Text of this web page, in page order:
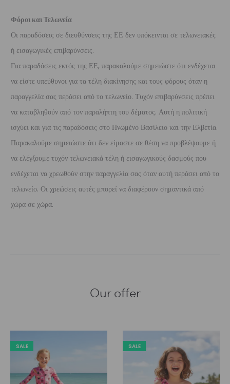
Φόροι και Τελωνεία
Οι παραδόσεις σε διευθύνσεις της ΕΕ δεν υπόκεινται σε τελωνειακές
ή εισαγωγικές επιβαρύνσεις.
Για παραδόσεις εκτός της ΕΕ, παρακαλούμε σημειώστε ότι ενδέχεται
να είστε υπεύθυνοι για τα τέλη διακίνησης και τους φόρους όταν η
παραγγελία σας περάσει από το τελωνείο. Τυχόν επιβαρύνσεις πρέπει
να καταβληθούν από τον παραλήπτη του δέματος. Αυτή η πολιτική
ισχύει και για τις παραδόσεις στο Ηνωμένο Βασίλειο και την Ελβετία.
Παρακαλούμε σημειώστε ότι δεν είμαστε σε θέση να προβλέψουμε ή
να ελέγξουμε τυχόν τελωνειακά τέλη ή εισαγωγικούς δασμούς που
ενδέχεται να χρεωθούν στην παραγγελία σας όταν αυτή περάσει από το
τελωνείο. Οι χρεώσεις αυτές μπορεί να διαφέρουν σημαντικά από
χώρα σε χώρα.
Our offer
SALE SALE